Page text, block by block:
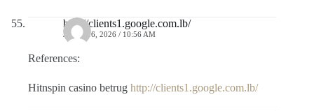
http://clients1.google.com.lb/
JULIO 16, 2026 / 10:56 AM
References:
Hitnspin casino betrug http://clients1.google.com.lb/